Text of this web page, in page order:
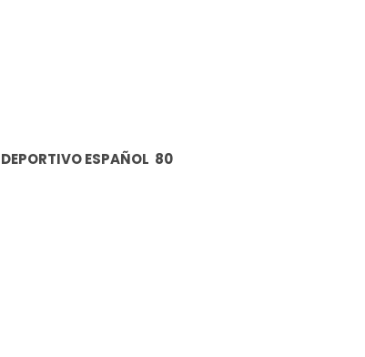
ESPAÑOL 80